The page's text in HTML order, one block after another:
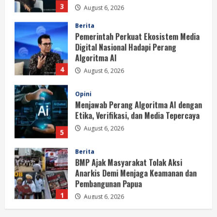
3 August 6, 2026
4
Berita
Pemerintah Perkuat Ekosistem Media
Digital Nasional Hadapi Perang
Algoritma AI
August 6, 2026
5
Opini
Menjawab Perang Algoritma AI dengan
Etika, Verifikasi, dan Media Tepercaya
August 6, 2026
1
Berita
BMP Ajak Masyarakat Tolak Aksi
Anarkis Demi Menjaga Keamanan dan
Pembangunan Papua
August 6, 2026